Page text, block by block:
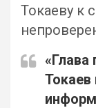
Токаеву к
Токаев